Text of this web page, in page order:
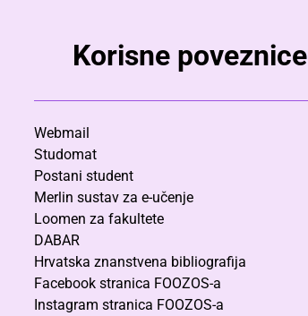
Korisne poveznice
Webmail
Studomat
Postani student
Merlin sustav za e-učenje
Loomen za fakultete
DABAR
Hrvatska znanstvena bibliografija
Facebook stranica FOOZOS-a
Instagram stranica FOOZOS-a